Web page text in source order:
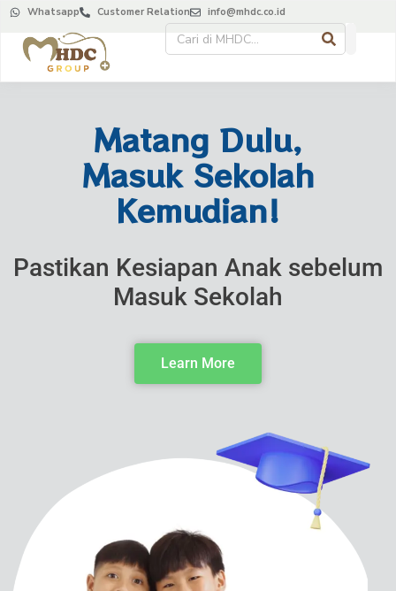
Whatsapp Customer Relation info@mhdc.co.id
Matang Dulu,
Masuk Sekolah
Kemudian!
Pastikan Kesiapan Anak sebelum
Masuk Sekolah
Learn More